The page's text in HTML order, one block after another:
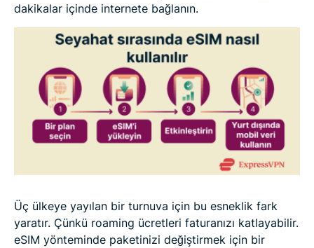
dakikalar içinde internete bağlanın.
Üç ülkeye yayılan bir turnuva için bu esneklik fark
yaratır. Çünkü roaming ücretleri faturanızı katlayabilir.
eSIM yönteminde paketinizi değiştirmek için bir